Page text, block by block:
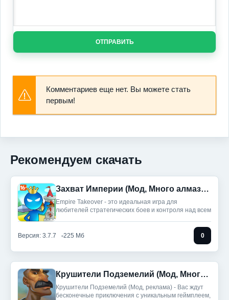
ОТПРАВИТЬ
Комментариев еще нет. Вы можете стать
первым!
Рекомендуем скачать
Захват Империи (Мод, Много алмазов)
Empire Takeover - это идеальная игра для
любителей стратегических боев и контроля над всем
Версия: 3.7.7 225 Мб 0
Крушители Подземелий (Мод, Много денег)
Крушители Подземелий (Мод, реклама) - Вас ждут
бесконечные приключения с уникальным геймплеем,